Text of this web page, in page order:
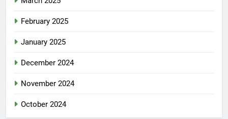
February 2025
January 2025
December 2024
November 2024
October 2024